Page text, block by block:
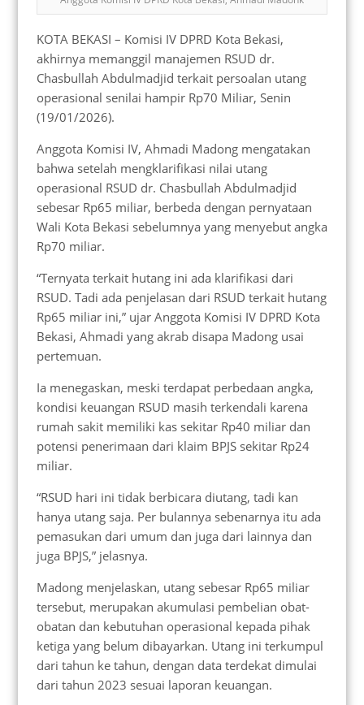
KOTA BEKASI – Komisi IV DPRD Kota Bekasi,
akhirnya memanggil manajemen RSUD dr.
Chasbullah Abdulmadjid terkait persoalan utang
operasional senilai hampir Rp70 Miliar, Senin
(19/01/2026).
Anggota Komisi IV, Ahmadi Madong mengatakan
bahwa setelah mengklarifikasi nilai utang
operasional RSUD dr. Chasbullah Abdulmadjid
sebesar Rp65 miliar, berbeda dengan pernyataan
Wali Kota Bekasi sebelumnya yang menyebut angka
Rp70 miliar.
“Ternyata terkait hutang ini ada klarifikasi dari
RSUD. Tadi ada penjelasan dari RSUD terkait hutang
Rp65 miliar ini,” ujar Anggota Komisi IV DPRD Kota
Bekasi, Ahmadi yang akrab disapa Madong usai
pertemuan.
Ia menegaskan, meski terdapat perbedaan angka,
kondisi keuangan RSUD masih terkendali karena
rumah sakit memiliki kas sekitar Rp40 miliar dan
potensi penerimaan dari klaim BPJS sekitar Rp24
miliar.
“RSUD hari ini tidak berbicara diutang, tadi kan
hanya utang saja. Per bulannya sebenarnya itu ada
pemasukan dari umum dan juga dari lainnya dan
juga BPJS,” jelasnya.
Madong menjelaskan, utang sebesar Rp65 miliar
tersebut, merupakan akumulasi pembelian obat-
obatan dan kebutuhan operasional kepada pihak
ketiga yang belum dibayarkan. Utang ini terkumpul
dari tahun ke tahun, dengan data terdekat dimulai
dari tahun 2023 sesuai laporan keuangan.